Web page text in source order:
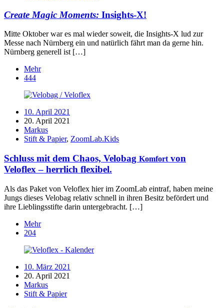
Create Magic Moments: Insights-X!
Mitte Oktober war es mal wieder soweit, die Insights-X lud zur
Messe nach Nürnberg ein und natürlich fährt man da gerne hin.
Nürnberg generell ist […]
Mehr
444
10. April 2021
20. April 2021
Markus
Stift & Papier, ZoomLab.Kids
Schluss mit dem Chaos, Velobag Komfort von
Veloflex – herrlich flexibel.
Als das Paket von Veloflex hier im ZoomLab eintraf, haben meine
Jungs dieses Velobag relativ schnell in ihren Besitz befördert und
ihre Lieblingsstifte darin untergebracht. […]
Mehr
204
10. März 2021
20. April 2021
Markus
Stift & Papier